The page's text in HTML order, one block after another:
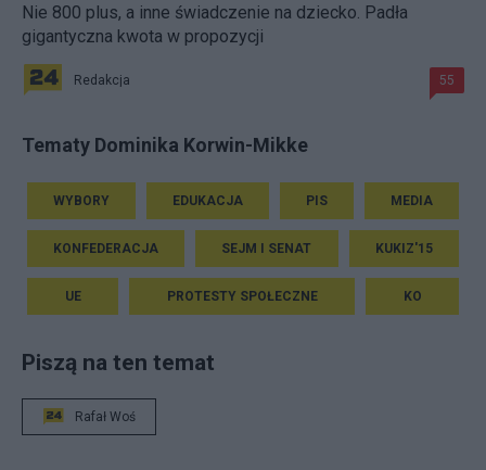
Nie 800 plus, a inne świadczenie na dziecko. Padła
gigantyczna kwota w propozycji
Redakcja 55
Tematy Dominika Korwin-Mikke
WYBORY EDUKACJA PIS MEDIA
KONFEDERACJA SEJM I SENAT KUKIZ'15
UE PROTESTY SPOŁECZNE KO
Piszą na ten temat
Rafał Woś